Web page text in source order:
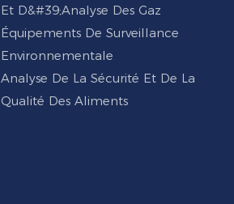
Et D&#39;analyse Des Gaz
Équipements De Surveillance
Environnementale
Analyse De La Sécurité Et De La
Qualité Des Aliments